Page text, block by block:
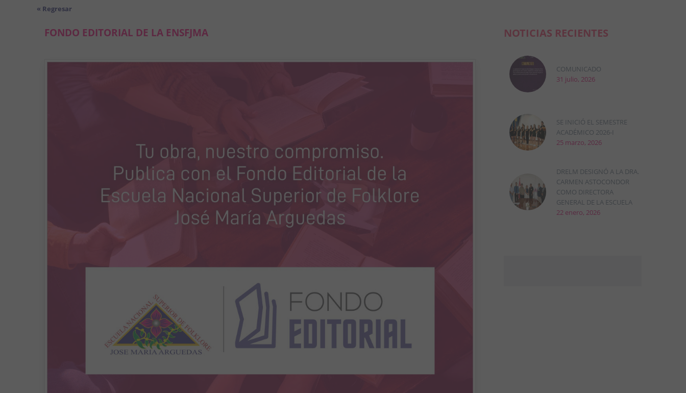
« Regresar
FONDO EDITORIAL DE LA ENSFJMA NOTICIAS RECIENTES
COMUNICADO
31 julio, 2026
SE INICIÓ EL SEMESTRE
ACADÉMICO 2026-I
25 marzo, 2026
DRELM DESIGNÓ A LA DRA.
CARMEN ASTOCONDOR
COMO DIRECTORA
GENERAL DE LA ESCUELA
22 enero, 2026